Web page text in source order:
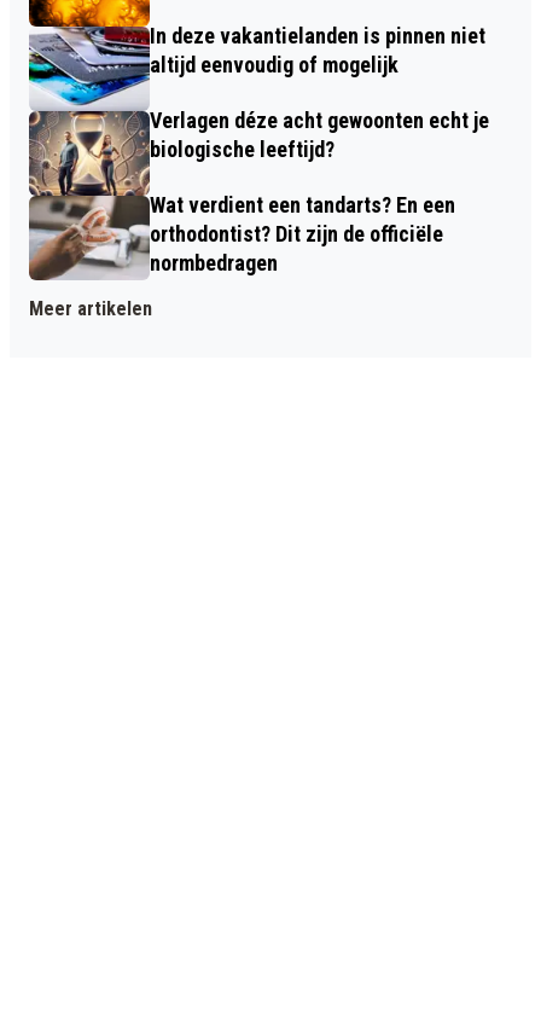
In deze vakantielanden is pinnen niet
altijd eenvoudig of mogelijk
Verlagen déze acht gewoonten echt je
biologische leeftijd?
Wat verdient een tandarts? En een
orthodontist? Dit zijn de officiële
normbedragen
Meer artikelen